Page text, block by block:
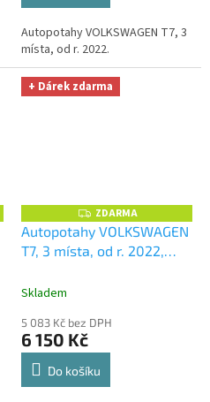
Autopotahy VOLKSWAGEN T7, 3
místa, od r. 2022.
+ Dárek zdarma
Z
D
A
ZDARMA
Autopotahy VOLKSWAGEN
T7, 3 místa, od r. 2022,
OPTIMÁL utěrka na auto i
zdarma v hodnotě 329,-Kč
Skladem
5 083 Kč bez DPH
6 150 Kč
Do košíku